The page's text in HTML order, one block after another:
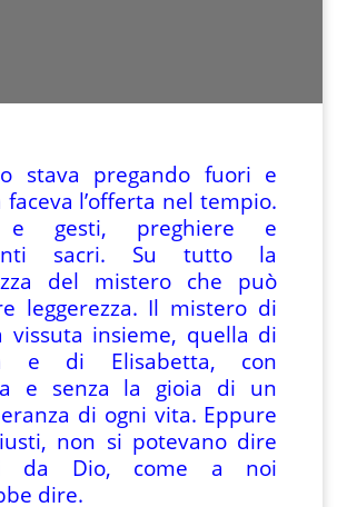
stava pregando fuori e
faceva l’offerta nel tempio.
e gesti, preghiere e
sacri. Su tutto la
del mistero che può
leggerezza. Il mistero di
vissuta insieme, quella di
e di Elisabetta, con
e senza la gioia di un
di ogni vita. Eppure
non si potevano dire
da Dio, come a noi
dire.